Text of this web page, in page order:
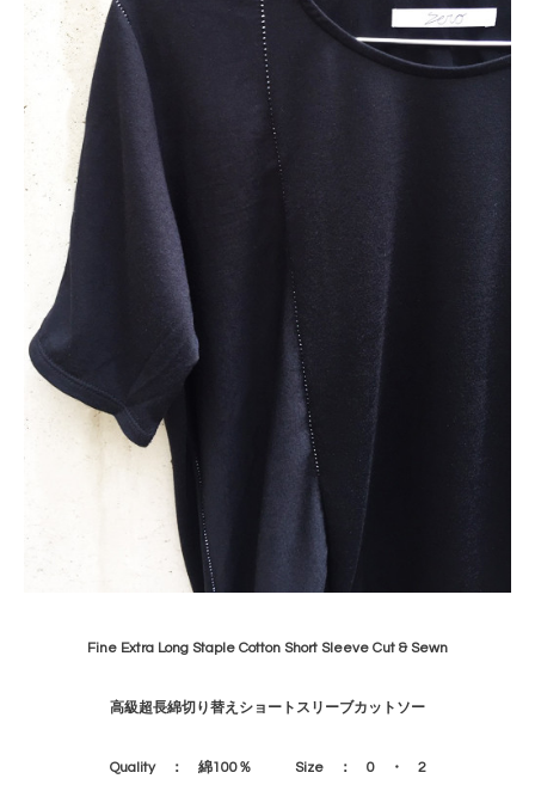
Fine Extra Long Staple Cotton Short Sleeve Cut & Sewn
高級超長綿切り替えショートスリーブカットソー
Quality ： 綿100％ Size ： 0 ・ 2